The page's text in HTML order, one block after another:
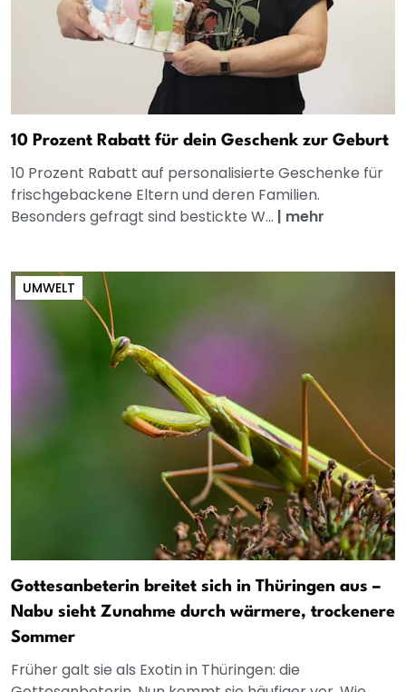
10 Prozent Rabatt für dein Geschenk zur Geburt
10 Prozent Rabatt auf personalisierte Geschenke für
frischgebackene Eltern und deren Familien.
Besonders gefragt sind bestickte W... | mehr
UMWELT
Gottesanbeterin breitet sich in Thüringen aus –
Nabu sieht Zunahme durch wärmere, trockenere
Sommer
Früher galt sie als Exotin in Thüringen: die